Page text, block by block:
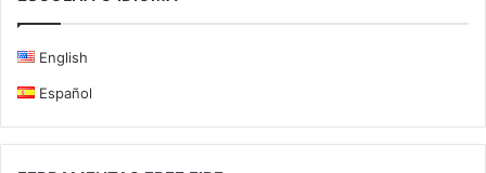
English
Español